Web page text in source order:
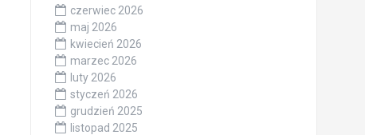
czerwiec 2026
maj 2026
kwiecień 2026
marzec 2026
luty 2026
styczeń 2026
grudzień 2025
listopad 2025